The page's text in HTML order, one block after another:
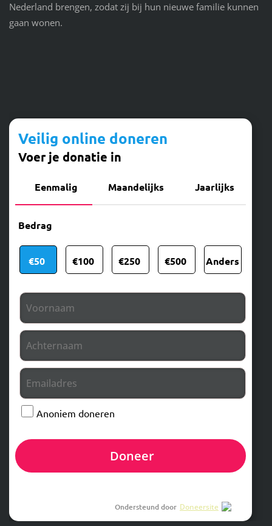
Nederland brengen, zodat zij bij hun nieuwe familie kunnen
gaan wonen.
Veilig online doneren
Voer je donatie in
Eenmalig Maandelijks Jaarlijks
Bedrag
€50 €100 €250 €500 Anders
Anoniem doneren
Doneer
Ondersteund door Doneersite